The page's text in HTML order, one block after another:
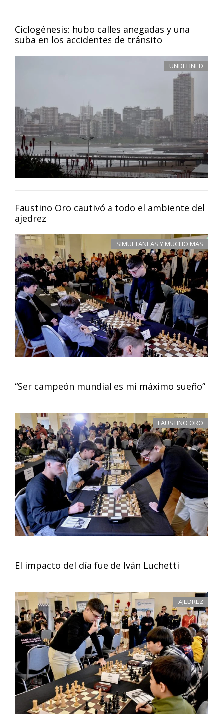
Ciclogénesis: hubo calles anegadas y una
suba en los accidentes de tránsito
UNDEFINED
Faustino Oro cautivó a todo el ambiente del
ajedrez
SIMULTÁNEAS Y MUCHO MÁS
“Ser campeón mundial es mi máximo sueño”
FAUSTINO ORO
El impacto del día fue de Iván Luchetti
AJEDREZ